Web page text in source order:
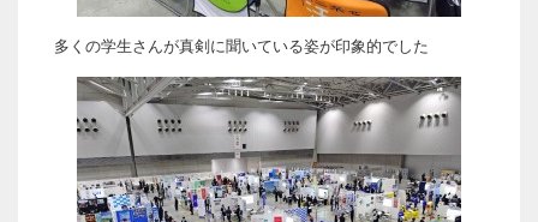
多くの学生さんが真剣に聞いている姿が印象的でした